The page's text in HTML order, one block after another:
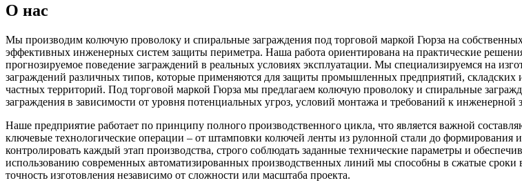
О нас
Мы производим колючую проволоку и спиральные заграждения под торговой маркой Гюрза на
эффективных инженерных систем защиты периметра. Наша работа ориентирована на практические
прогнозируемое поведение заграждений в реальных условиях эксплуатации. Мы специализируемся на
заграждений различных типов, которые применяются для защиты промышленных предприятий,
частных территорий. Под торговой маркой Гюрза мы предлагаем колючую проволоку и спиральные
заграждения в зависимости от уровня потенциальных угроз, условий монтажа и требований к инженерной
Наше предприятие работает по принципу полного производственного цикла, что является важной
ключевые технологические операции – от штамповки колючей ленты из рулонной стали до формирования
контролировать каждый этап производства, строго соблюдать заданные технические параметры и
использованию современных автоматизированных производственных линий мы способны в сжатые сроки
точность изготовления независимо от сложности или масштаба проекта.